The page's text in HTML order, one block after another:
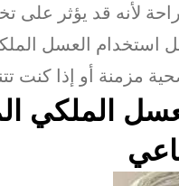
لأنه قد يؤثر على
العسل
مزمنة أو إذا كنت
الملكي